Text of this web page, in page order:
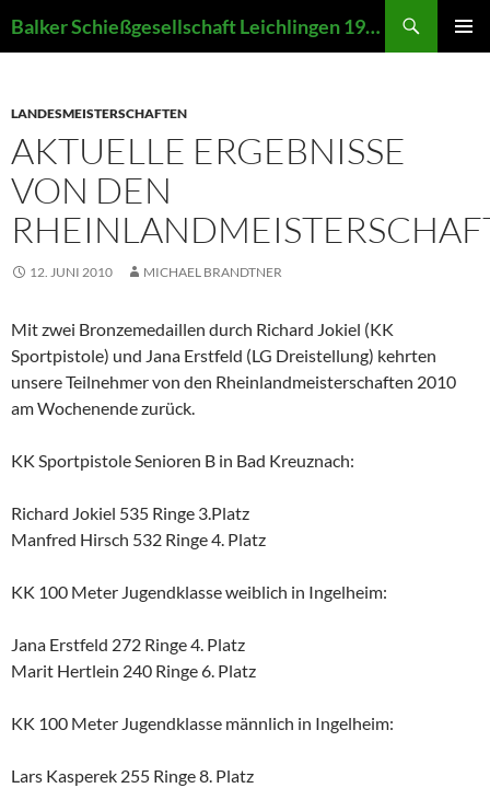
Inhalt
Balker Schießgesellschaft Leichlingen 1907 e.V.
LANDESMEISTERSCHAFTEN
AKTUELLE ERGEBNISSE
VON DEN
12. JUNI 2010 MICHAEL BRANDTNER
Mit zwei Bronzemedaillen durch Richard Jokiel (KK
Sportpistole) und Jana Erstfeld (LG Dreistellung) kehrten
unsere Teilnehmer von den Rheinlandmeisterschaften 2010
am Wochenende zurück.
KK Sportpistole Senioren B in Bad Kreuznach:
Richard Jokiel 535 Ringe 3.Platz
Manfred Hirsch 532 Ringe 4. Platz
KK 100 Meter Jugendklasse weiblich in Ingelheim:
Jana Erstfeld 272 Ringe 4. Platz
Marit Hertlein 240 Ringe 6. Platz
KK 100 Meter Jugendklasse männlich in Ingelheim:
Lars Kasperek 255 Ringe 8. Platz